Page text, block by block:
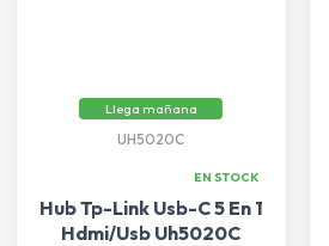
Llega mañana
UH5020C
EN STOCK
Hub Tp-Link Usb-C 5 En 1
Hdmi/Usb Uh5020C